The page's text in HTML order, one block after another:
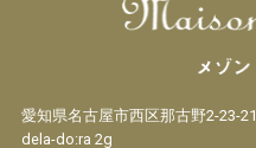
愛知県名古屋市西区那古野2-23-21
dela-do:ra 2g